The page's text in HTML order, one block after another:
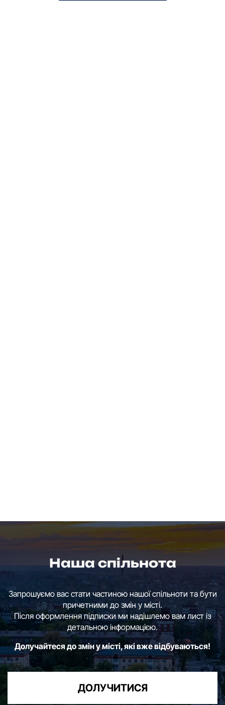
Наша спільнота
Запрошуємо вас стати частиною нашої спільноти та бути
причетними до змін у місті.
Після оформлення підписки ми надішлемо вам лист із
детальною інформацією.
Долучайтеся до змін у місті, які вже відбуваються!
ДОЛУЧИТИСЯ